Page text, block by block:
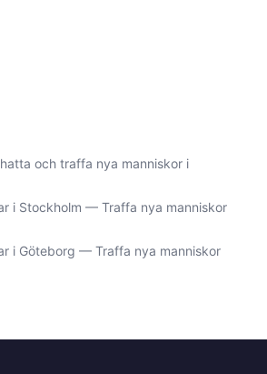
och traffa nya manniskor i
i Stockholm — Traffa nya manniskor
i Göteborg — Traffa nya manniskor